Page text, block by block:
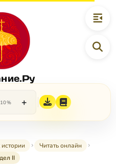
+
Читать онлайн
II